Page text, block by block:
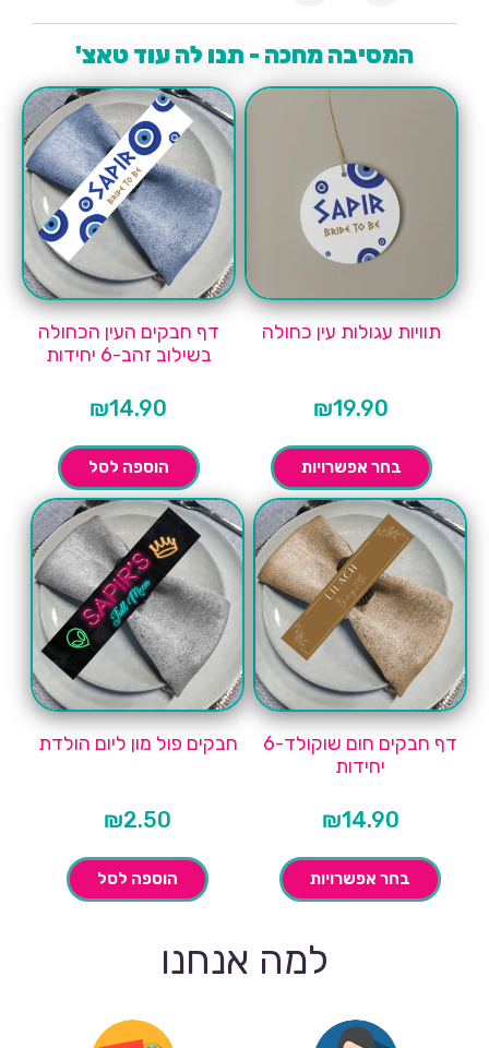
המסיבה מחכה - תנו לה עוד טאצ'
תוויות עגולות עין כחולה
₪19.90
בחר אפשרויות
דף חבקים העין הכחולה
בשילוב זהב-6 יחידות
₪14.90
הוספה לסל
דף חבקים חום שוקולד-6
יחידות
₪14.90
בחר אפשרויות
חבקים פול מון ליום הולדת
₪2.50
הוספה לסל
למה אנחנו